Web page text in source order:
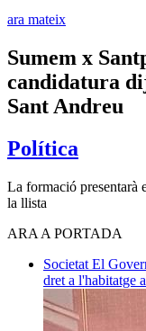
ara mateix
Sumem x
candidatura
Sant Andreu
Política
La formació presentarà
la llista
ARA A PORTADA
Societat El
dret a l'habitatge